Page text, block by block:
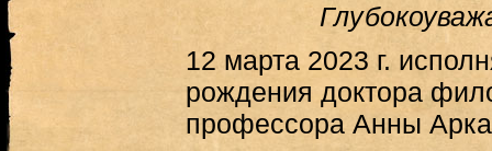
12 марта 2023 г.
рождения доктора
профессора Анны